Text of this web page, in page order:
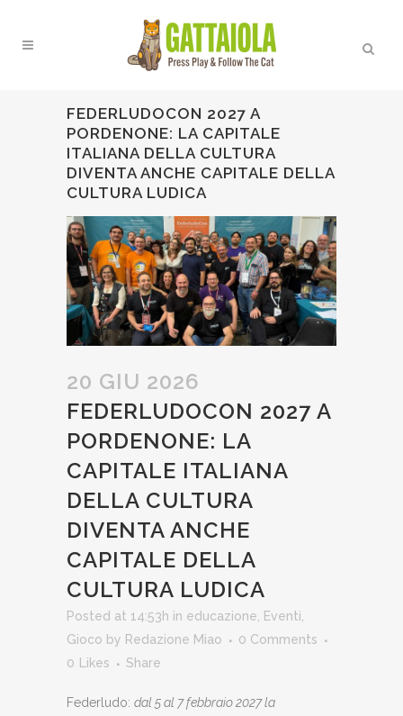
FEDERLUDOCON 2027 A
PORDENONE: LA CAPITALE
ITALIANA DELLA CULTURA
DIVENTA ANCHE CAPITALE DELLA
CULTURA LUDICA
20 GIU 2026
FEDERLUDOCON 2027 A
PORDENONE: LA
CAPITALE ITALIANA
DELLA CULTURA
DIVENTA ANCHE
CAPITALE DELLA
CULTURA LUDICA
Posted at 14:53h in educazione Eventi
Gioco by Redazione Miao
0 Comments
0
Likes Share
Federludo: dal 5 al 7 febbraio 2027 la